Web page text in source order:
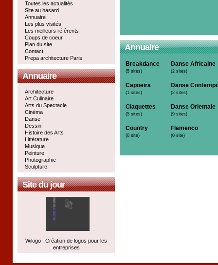
Toutes les actualités
Site au hasard
Annuaire
Les plus visités
Les meilleurs référents
Coups de coeur
Plan du site
Contact
Prepa architecture Paris
Annuaire
Architecture
Art Culinaire
Arts du Spectacle
Cinéma
Danse
Dessin
Histoire des Arts
Littérature
Musique
Peinture
Photographie
Sculpture
Site du jour
Wilogo : Création de logos pour les
entreprises
Annuaire
Breakdance
(5 sites)
Danse Africaine
(2 sites)
Capoeira
(1 sites)
Danse
(2 sites)
Claquettes
(5 sites)
Danse Orientale
(9 sites)
Country
(0 site)
Flamenco
(0 site)